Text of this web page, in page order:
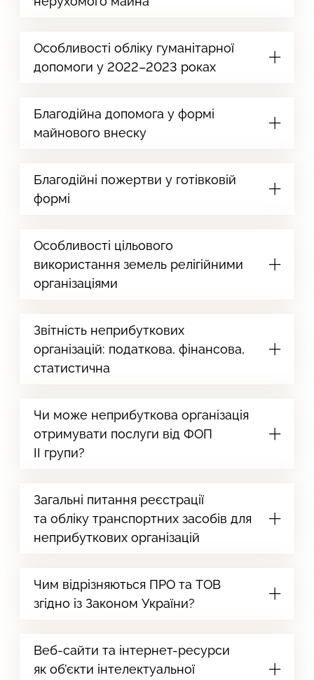
Особливості обліку гуманітарної
допомоги у 2022–2023 роках
Благодійна допомога у формі
майнового внеску
Благодійні пожертви у готівковій
формі
Особливості цільового
використання земель релігійними
організаціями
Звітність неприбуткових
організацій: податкова, фінансова,
статистична
Чи може неприбуткова організація
отримувати послуги від ФОП
ІІ групи?
Загальні питання реєстрації
та обліку транспортних засобів для
неприбуткових організацій
Чим відрізняються ПРО та ТОВ
згідно із Законом України?
Веб-сайти та інтернет-ресурси
як об’єкти інтелектуальної